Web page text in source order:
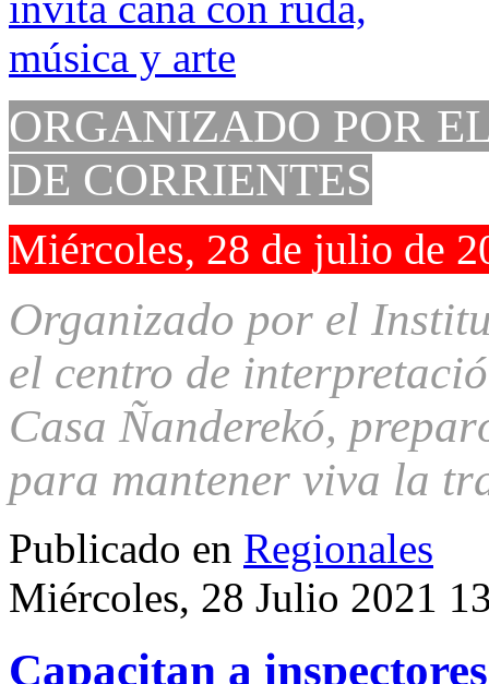
ORGANIZADO POR
DE CORRIENTES
Miércoles, 28 de julio de
Organizado por el
el centro de
Casa Ñanderekó,
para mantener viva la
Publicado en Regionales
Miércoles, 28 Julio 2021
Capacitan a